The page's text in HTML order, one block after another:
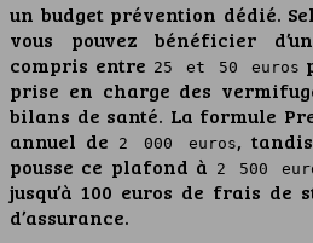
un budget prévention dédié.
vous pouvez bénéficier
compris entre 25 et 50 euros
prise en charge des
bilans de santé. La formule
annuel de
2 000 euros,
pousse ce plafond à 2 500
jusqu’à 100 euros de frais
d’assurance.